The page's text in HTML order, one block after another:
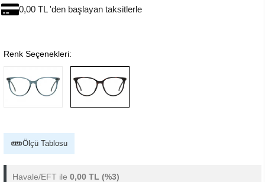
0,00 TL 'den başlayan taksitlerle
Renk Seçenekleri:
Ölçü Tablosu
Havale/EFT ile 0,00 TL (%3)